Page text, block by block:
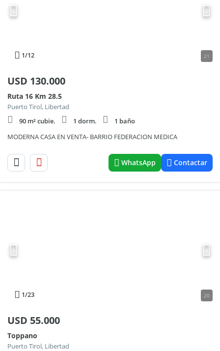
1/12 21
USD 130.000
Ruta 16 Km 28.5
Puerto Tirol, Libertad
90 m² cubie.
1 dorm.
1 baño
MODERNA CASA EN VENTA- BARRIO FEDERACION MEDICA
WhatsApp Contactar
1/23 20
USD 55.000
Toppano
Puerto Tirol, Libertad